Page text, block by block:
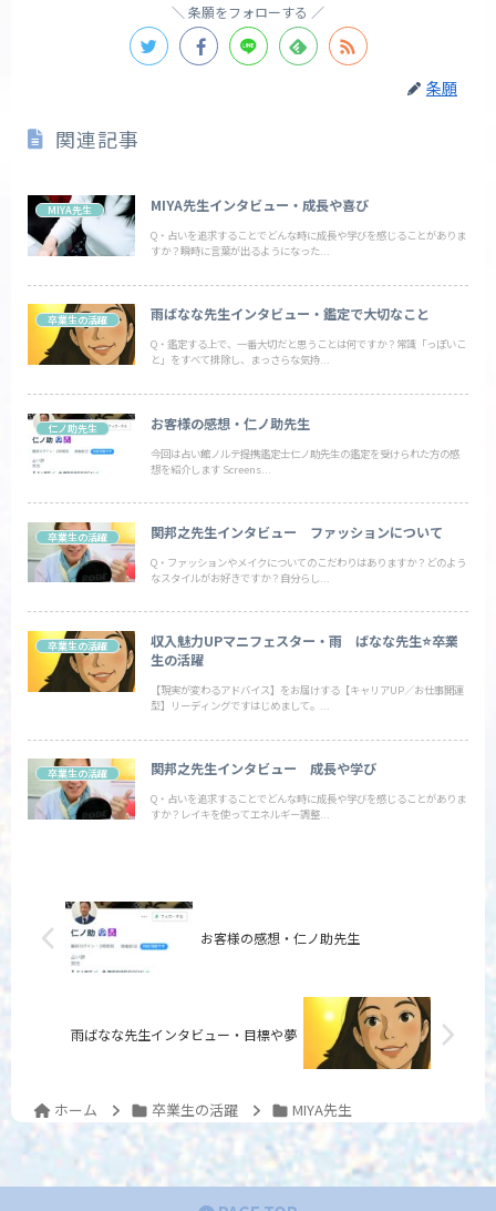
条願をフォローする
条願
関連記事
MIYA先生 MIYA先生インタビュー・成長や喜び
Q・占いを追求することでどんな時に成長や学びを感じることがありま
すか？瞬時に言葉が出るようになった...
卒業生の活躍 雨ばなな先生インタビュー・鑑定で大切なこと
Q・鑑定する上で、一番大切だと思うことは何ですか？常識「っぽいこ
と」をすべて排除し、まっさらな気持...
仁ノ助先生 お客様の感想・仁ノ助先生
今回は占い館ノルテ提携鑑定士仁ノ助先生の鑑定を受けられた方の感
想を紹介します Screens...
卒業生の活躍 関邦之先生インタビュー ファッションについて
Q・ファッションやメイクについてのこだわりはありますか？どのよう
なスタイルがお好きですか？自分らし...
卒業生の活躍
収入魅力UPマニフェスター・雨 ばなな先生⭐️卒業
生の活躍
【現実が変わるアドバイス】をお届けする【キャリアUP／お仕事開運
型】リーディングですはじめまして。...
卒業生の活躍 関邦之先生インタビュー 成長や学び
Q・占いを追求することでどんな時に成長や学びを感じることがありま
すか？レイキを使ってエネルギー調整...
お客様の感想・仁ノ助先生
雨ばなな先生インタビュー・目標や夢
ホーム 卒業生の活躍 MIYA先生